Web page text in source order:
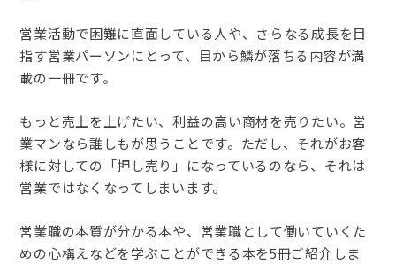
営業活動で困難に直面している人や、さらなる成長を目
指す営業パーソンにとって、目から鱗が落ちる内容が満
載の一冊です。
もっと売上を上げたい、利益の高い商材を売りたい。営
業マンなら誰しもが思うことです。ただし、それがお客
様に対しての「押し売り」になっているのなら、それは
営業ではなくなってしまいます。
営業職の本質が分かる本や、営業職として働いていくた
めの心構えなどを学ぶことができる本を5冊ご紹介しま